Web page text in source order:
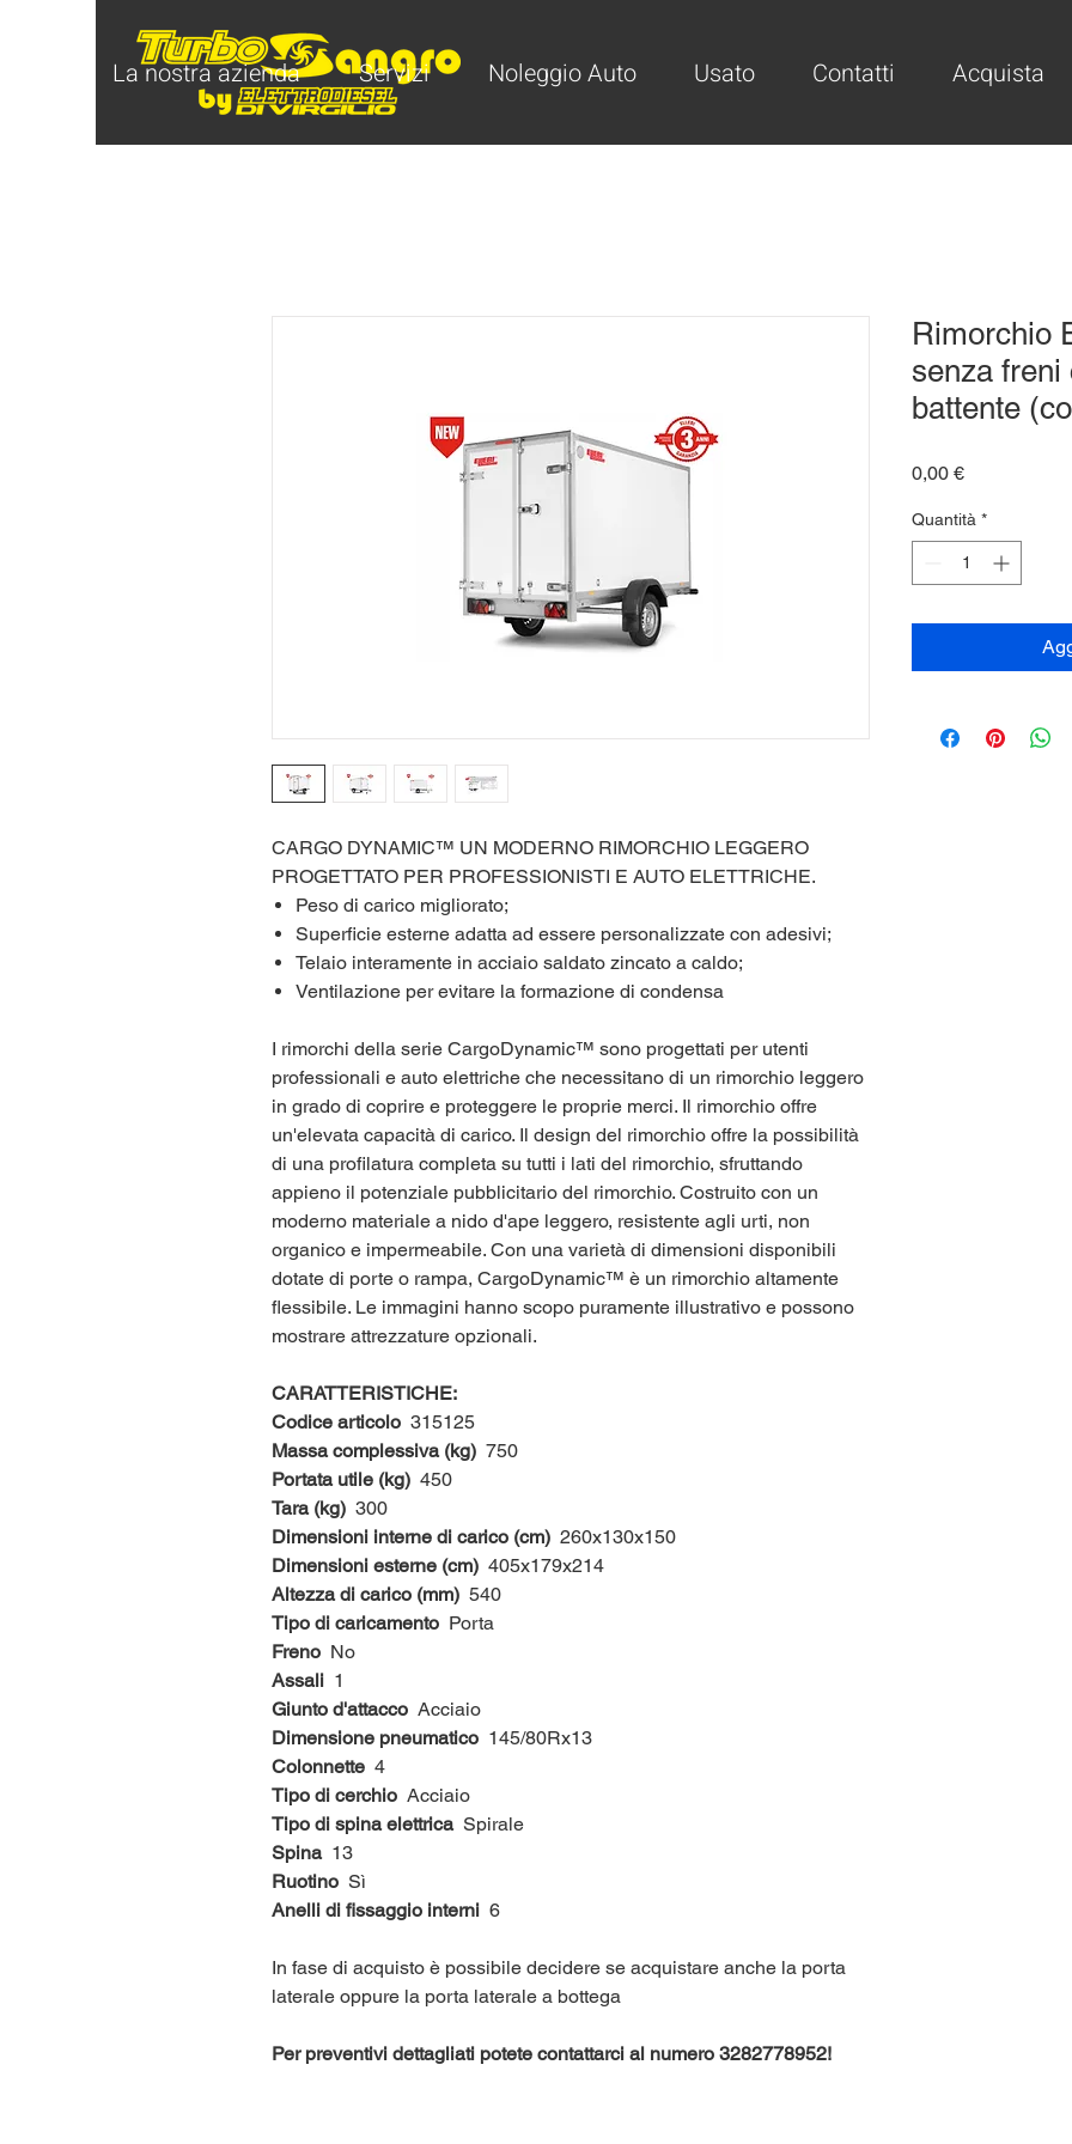
La nostra azienda Servizi Noleggio Auto Usato Contatti Acquista
CARGO DYNAMIC™ UN MODERNO RIMORCHIO LEGGERO
PROGETTATO PER PROFESSIONISTI E AUTO ELETTRICHE.
Peso di carico migliorato;
Superficie esterne adatta ad essere personalizzate con adesivi;
Telaio interamente in acciaio saldato zincato a caldo;
Ventilazione per evitare la formazione di condensa
I rimorchi della serie CargoDynamic™ sono progettati per utenti
professionali e auto elettriche che necessitano di un rimorchio leggero
in grado di coprire e proteggere le proprie merci. Il rimorchio offre
un'elevata capacità di carico. Il design del rimorchio offre la possibilità
di una profilatura completa su tutti i lati del rimorchio, sfruttando
appieno il potenziale pubblicitario del rimorchio. Costruito con un
moderno materiale a nido d'ape leggero, resistente agli urti, non
organico e impermeabile. Con una varietà di dimensioni disponibili
dotate di porte o rampa, CargoDynamic™ è un rimorchio altamente
flessibile. Le immagini hanno scopo puramente illustrativo e possono
mostrare attrezzature opzionali.
CARATTERISTICHE:
Codice articolo 315125
Massa complessiva (kg) 750
Portata utile (kg) 450
Tara (kg) 300
Dimensioni interne di carico (cm) 260x130x150
Dimensioni esterne (cm) 405x179x214
Altezza di carico (mm) 540
Tipo di caricamento Porta
Freno No
Assali 1
Giunto d'attacco Acciaio
Dimensione pneumatico 145/80Rx13
Colonnette 4
Tipo di cerchio Acciaio
Tipo di spina elettricaSpirale
Spina13
Ruotino Sì
Anelli di fissaggio interni 6
In fase di acquisto è possibile decidere se acquistare anche la porta
laterale oppure la porta laterale a bottega
Per preventivi dettagliati potete contattarci al numero 3282778952!
Rimorchio
senza freni
battente
0,00 €Prezzo
Quantità *